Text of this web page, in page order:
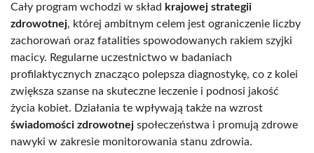
Cały program wchodzi w skład krajowej strategii
zdrowotnej, której ambitnym celem jest ograniczenie liczby
zachorowań oraz fatalities spowodowanych rakiem szyjki
macicy. Regularne uczestnictwo w badaniach
profilaktycznych znacząco polepsza diagnostykę, co z kolei
zwiększa szanse na skuteczne leczenie i podnosi jakość
życia kobiet. Działania te wpływają także na wzrost
świadomości zdrowotnej społeczeństwa i promują zdrowe
nawyki w zakresie monitorowania stanu zdrowia.